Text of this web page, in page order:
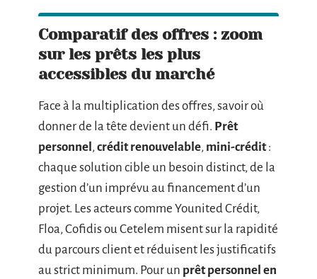
Comparatif des offres : zoom
sur les prêts les plus
accessibles du marché
Face à la multiplication des offres, savoir où
donner de la tête devient un défi. Prêt
personnel, crédit renouvelable, mini-crédit:
chaque solution cible un besoin distinct, de la
gestion d’un imprévu au financement d’un
projet. Les acteurs comme Younited Crédit,
Floa, Cofidis ou Cetelem misent sur la rapidité
du parcours client et réduisent les justificatifs
au strict minimum. Pour un prêt personnel en